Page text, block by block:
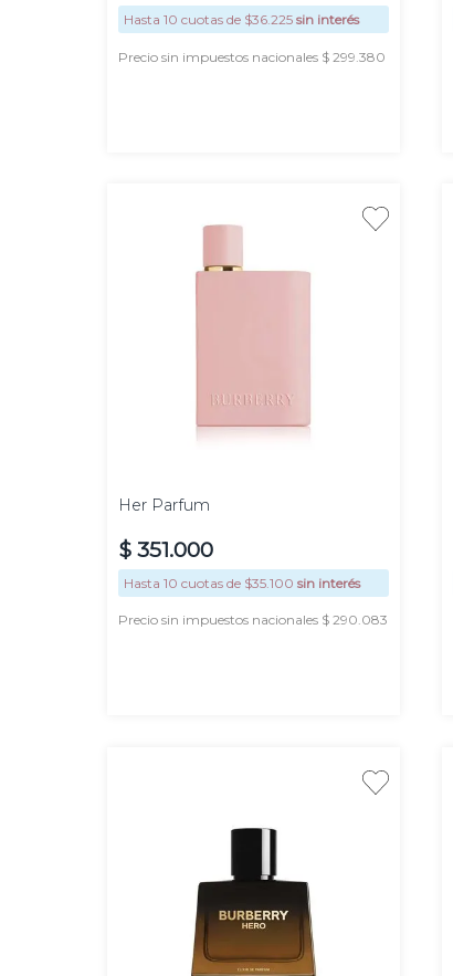
Hasta 10 cuotas de $36.225 sin interés
Precio sin impuestos nacionales $ 299.380
50 ml
Her Parfum
$ 351.000
Hasta 10 cuotas de $35.100 sin interés
Precio sin impuestos nacionales $ 290.083